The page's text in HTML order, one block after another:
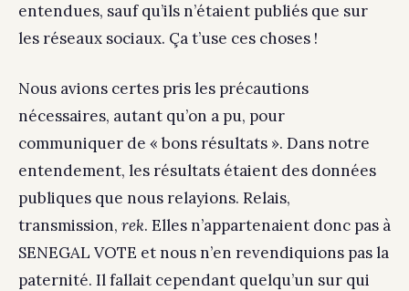
entendues, sauf qu’ils n’étaient publiés que sur
les réseaux sociaux. Ça t’use ces choses !
Nous avions certes pris les précautions
nécessaires, autant qu’on a pu, pour
communiquer de « bons résultats ». Dans notre
entendement, les résultats étaient des données
publiques que nous relayions. Relais,
transmission, rek. Elles n’appartenaient donc pas à
SENEGAL VOTE et nous n’en revendiquions pas la
paternité. Il fallait cependant quelqu’un sur qui